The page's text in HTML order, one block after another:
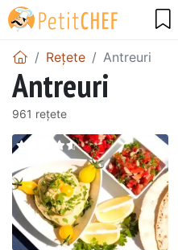
Rețete Antreuri
Antreuri
961 rețete